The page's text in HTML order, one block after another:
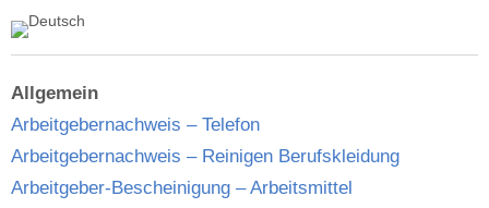
Allgemein
Arbeitgebernachweis – Telefon
Arbeitgebernachweis – Reinigen Berufskleidung
Arbeitgeber-Bescheinigung – Arbeitsmittel